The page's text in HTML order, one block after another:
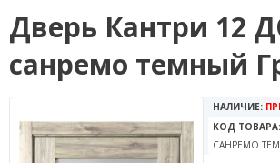
Дверь Кантри 12
санремо темный
НАЛИЧИЕ:
КОД ТОВАРА:
САНРЕМО